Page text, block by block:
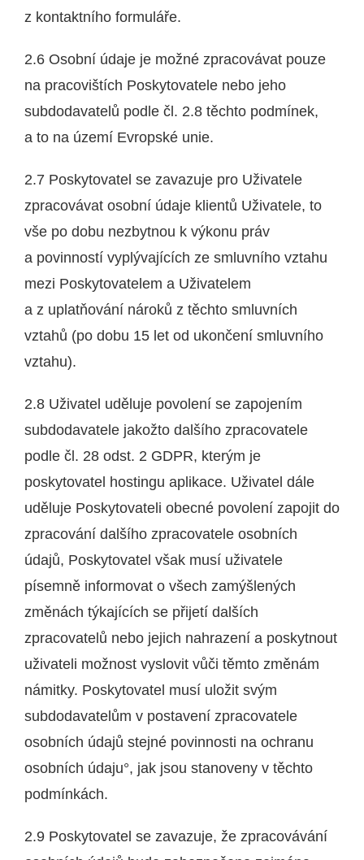
z kontaktního formuláře.
2.6 Osobní údaje je možné zpracovávat pouze
na pracovištích Poskytovatele nebo jeho
subdodavatelů podle čl. 2.8 těchto podmínek,
a to na území Evropské unie.
2.7 Poskytovatel se zavazuje pro Uživatele
zpracovávat osobní údaje klientů Uživatele, to
vše po dobu nezbytnou k výkonu práv
a povinností vyplývajících ze smluvního vztahu
mezi Poskytovatelem a Uživatelem
a z uplatňování nároků z těchto smluvních
vztahů (po dobu 15 let od ukončení smluvního
vztahu).
2.8 Uživatel uděluje povolení se zapojením
subdodavatele jakožto dalšího zpracovatele
podle čl. 28 odst. 2 GDPR, kterým je
poskytovatel hostingu aplikace. Uživatel dále
uděluje Poskytovateli obecné povolení zapojit do
zpracování dalšího zpracovatele osobních
údajů, Poskytovatel však musí uživatele
písemně informovat o všech zamýšlených
změnách týkajících se přijetí dalších
zpracovatelů nebo jejich nahrazení a poskytnout
uživateli možnost vyslovit vůči těmto změnám
námitky. Poskytovatel musí uložit svým
subdodavatelům v postavení zpracovatele
osobních údajů stejné povinnosti na ochranu
osobních údaju°, jak jsou stanoveny v těchto
podmínkách.
2.9 Poskytovatel se zavazuje, že zpracovávání